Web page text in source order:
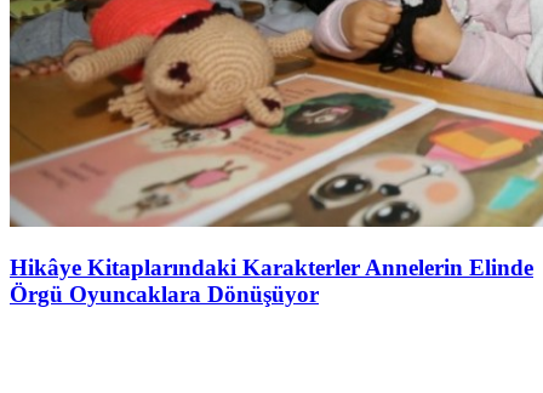
Hikâye Kitaplarındaki Karakterler Annelerin Elinde
Örgü Oyuncaklara Dönüşüyor